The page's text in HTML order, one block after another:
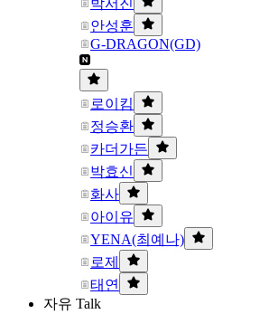
박서진
안성훈
G-DRAGON(GD)
로이킴
정승환
카더가든
박효신
화사
아이유
YENA(최예나)
로제
태연
자유 Talk